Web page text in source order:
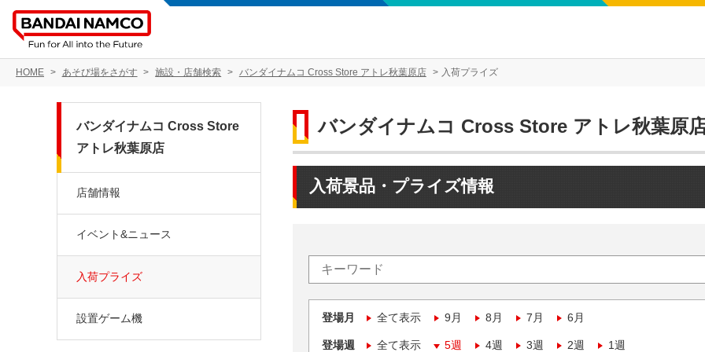
HOME あそび場をさがす 施設・店舗検索 バンダイナムコ Cross Store アトレ秋葉原店 入荷プライズ
バンダイナムコ Cross Store アトレ秋葉原
入荷景品・プライズ情報
登場月 全て表示 9月 8月 7月 6月
登場週 全て表示 5週 4週 3週 2週 1週
バンダイナムコ Cross Store
アトレ秋葉原店
店舗情報
イベント&ニュース
入荷プライズ
設置ゲーム機